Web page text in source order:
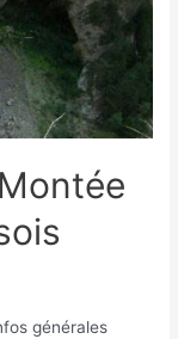
générales